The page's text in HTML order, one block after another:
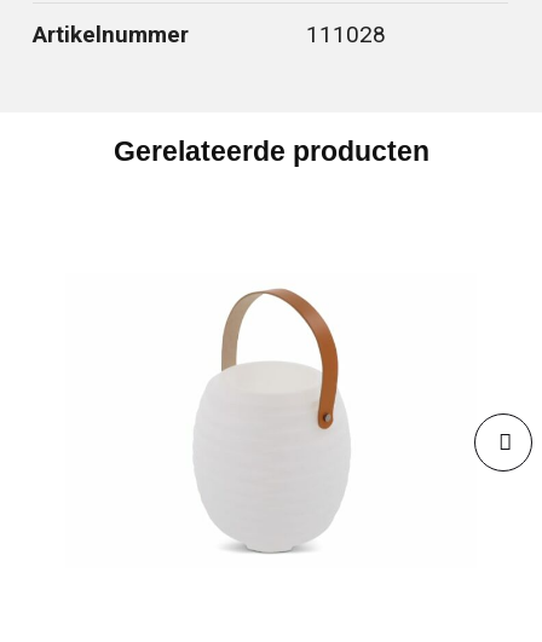
Artikelnummer 111028
Gerelateerde producten